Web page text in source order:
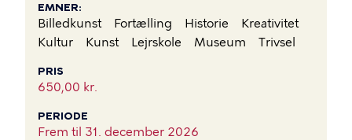
EMNER
Billedkunst Fortælling Historie
Kreativitet
Kultur
Kunst Lejrskole Museum Trivsel
PRIS
650,00 kr.
PERIODE
Frem til 31. december 2026